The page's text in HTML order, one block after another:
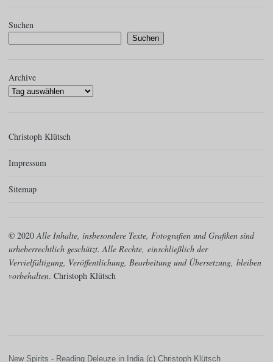
Suchen
Suchen
Archive
Christoph Klütsch
Impressum
Sitemap
© 2020Alle Inhalte, insbesondere Texte, Fotografien und Grafiken sind
urheberrechtlich geschützt. Alle Rechte, einschließlich der
Vervielfältigung, Veröffentlichung, Bearbeitung und Übersetzung, bleiben
vorbehalten. Christoph Klütsch
New Spirits - Reading Deleuze in India (c) Christoph Klütsch